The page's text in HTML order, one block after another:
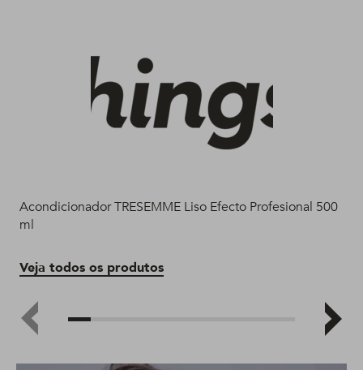
Acondicionador TRESEMME Liso Efecto Profesional 500
ml
Veja todos os produtos